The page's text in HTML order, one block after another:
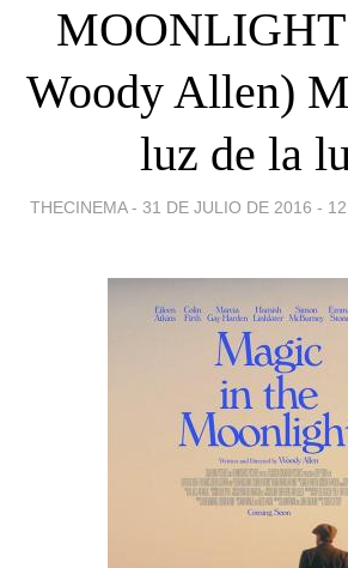
MOONLIGHT
Woody Allen)
luz de la
THECINEMA - 31 DE JULIO DE 2016 -